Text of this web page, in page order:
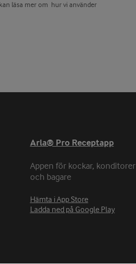
läsa mer om hur vi använder
Arla® Pro Receptapp
Appen för kockar, konditorer
och bagare
Hämta i App Store
Ladda ned på Google Play